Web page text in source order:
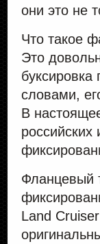
они это не
Что такое
Это
словами,
В
Фланцевый
Land